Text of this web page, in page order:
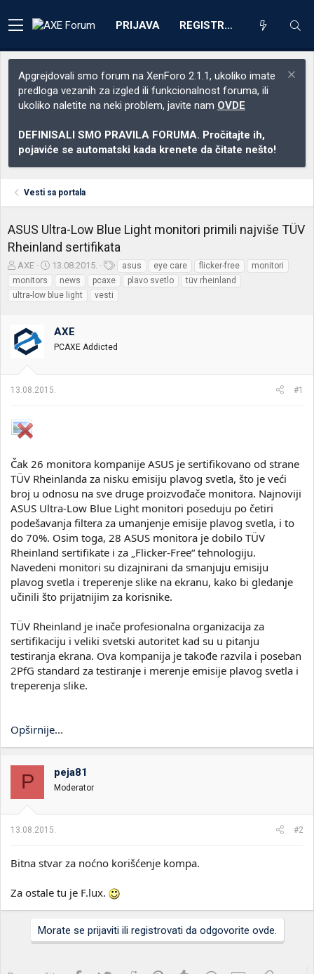
PRIJAVA REGISTRACIJA
Apgrejdovali smo forum na XenForo 2.1.1, ukoliko imate
predloga vezanih za izgled ili funkcionalnost foruma, ili
ukoliko naletite na neki problem, javite nam OVDE
DEFINISALI SMO PRAVILA FORUMA. Pročitajte ih,
pojaviće se automatski kada krenete da čitate nešto!
Vesti sa portala
ASUS Ultra-Low Blue Light monitori primili najviše TÜV
Rheinland sertifikata
Z
a
č
e
n
i
k
m
AXE
D
t
u
p
k
t
13.08.2015.
z
n
asus eye care flicker-free
monitori
monitors
news pcaxe plavo svetlo
tüv rheinland
ultra-low blue light
vesti
AXE
PCAXE Addicted
13.08.2015. #1
Čak 26 monitora kompanije ASUS je sertifikovano od strane
TÜV Rheinlanda za nisku emisiju plavog svetla, što je veći
broj u odnosu na sve druge proizvođače monitora. Najnoviji
ASUS Ultra-Low Blue Light monitori poseduju po četiri
podešavanja filtera za umanjenje emisije plavog svetla, i to
do 70%. Osim toga, 28 ASUS monitora je dobilo TÜV
Rheinland sertifikate i za „Flicker-Free“ tehnologiju.
Navedeni monitori su dizajnirani da smanjuju emisiju
plavog svetla i treperenje slike na ekranu, kako bi gledanje
učinili što prijatnijim za korisnike.
TÜV Rheinland je inače profesionalna organizacija za
sertifikaciju i veliki svetski autoritet kad su u pitanju
testiranja ekrana. Ova kompanija je takođe razvila i poseban
2PfG standard za testiranje i merenje emisije plavog svetla i
treperenja slike.
Opširnije...
P peja81
Moderator
13.08.2015. #2
Bitna stvar za noćno korišćenje kompa.
Za ostale tu je F.lux.
Morate se prijaviti ili registrovati da odgovorite ovde.